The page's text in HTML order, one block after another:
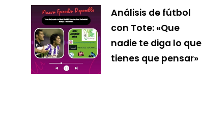
Análisis de fútbol
con Tote: «Que
nadie te diga lo que
tienes que pensar»